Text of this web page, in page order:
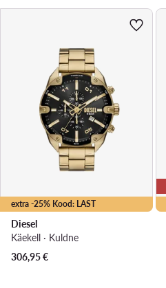
extra -25% Kood: LAST
Diesel
Käekell · Kuldne
306,95€